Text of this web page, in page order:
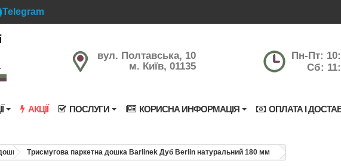
Telegram
вул. Полтавська, 10
м. Київ, 01135
Пн-Пт:
Сб:
АКЦІЇ ПОСЛУГИ КОРИСНА ИНФОРМАЦІЯ ОПЛАТА І
Триcмугова паркетна дошка Barlinek Дуб Berlin натуральний 180 мм